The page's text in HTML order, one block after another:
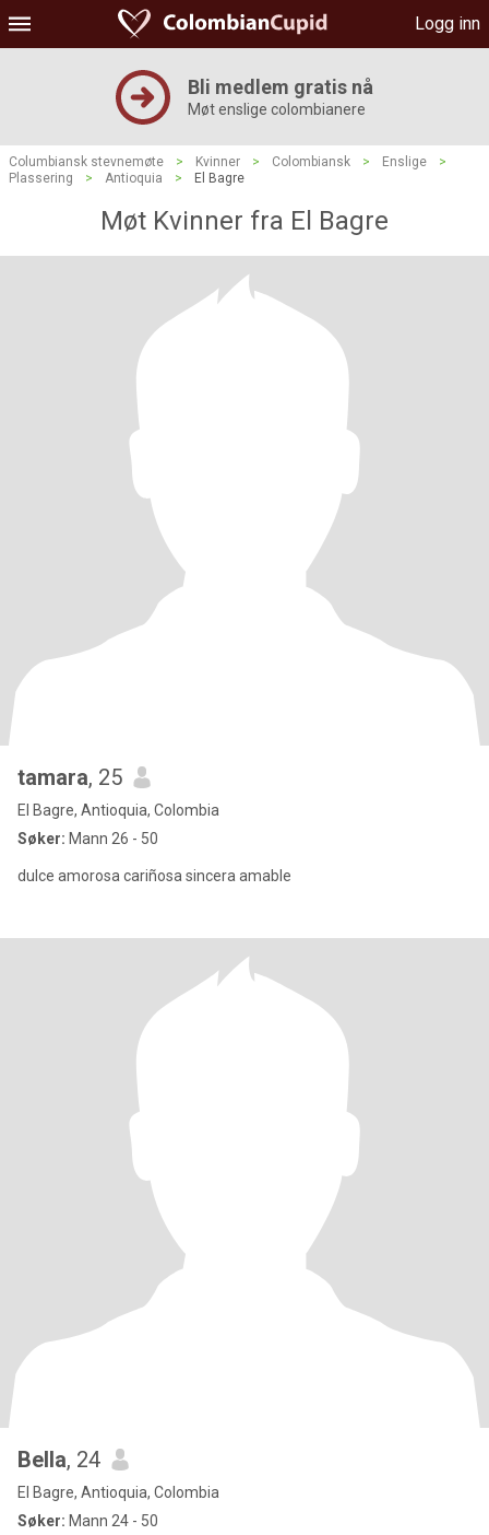
Logg inn
Bli medlem gratis nå
Møt enslige colombianere
Columbiansk stevnemøte > Kvinner > Colombiansk > Enslige
>
Plassering
> Antioquia > El Bagre
Møt Kvinner fra El Bagre
tamara, 25
El Bagre, Antioquia, Colombia
Søker: Mann 26 - 50
dulce amorosa cariñosa sincera amable
Bella, 24
El Bagre, Antioquia, Colombia
Søker: Mann 24 - 50